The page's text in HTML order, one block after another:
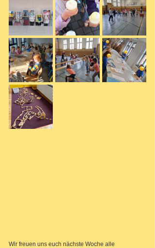
Wir freuen uns euch nächste Woche alle